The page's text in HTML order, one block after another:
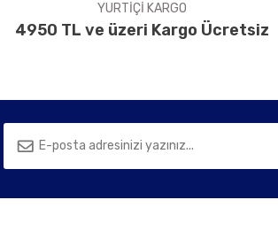
YURTİÇİ KARGO
4950 TL ve üzeri Kargo Ücretsiz